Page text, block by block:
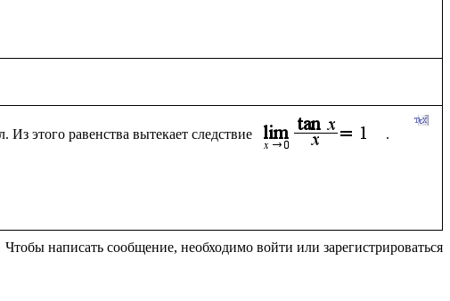
Из этого равенства вытекает следствие .
Чтобы написать сообщение, необходимо войти или зарегистрироваться